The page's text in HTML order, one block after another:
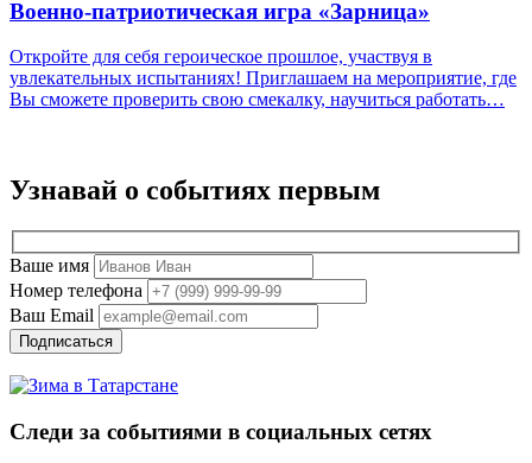
Военно-патриотическая игра «Зарница»
Откройте для себя героическое прошлое, участвуя в
увлекательных испытаниях! Приглашаем на мероприятие, где
Вы сможете проверить свою смекалку, научиться работать…
Узнавай о событиях первым
Ваше имя
Номер телефона
Ваш Email
Подписаться
Следи за событиями в социальных сетях